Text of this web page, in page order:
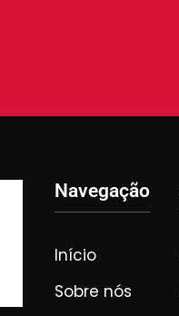
Navegação
Início
Sobre nós